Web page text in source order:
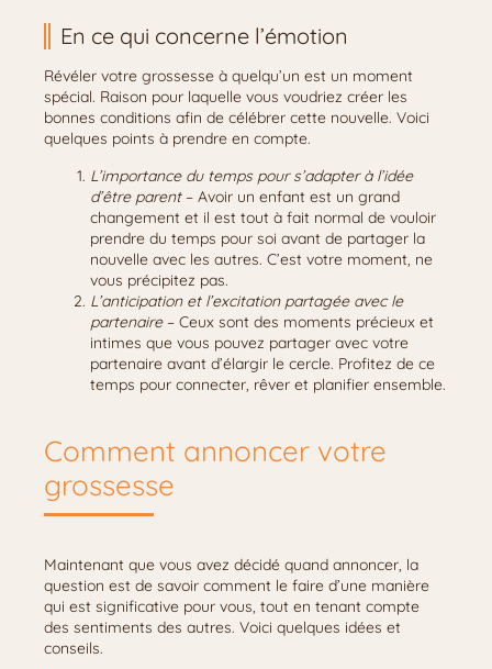
En ce qui concerne l’émotion
Révéler votre grossesse à quelqu’un est un moment
spécial. Raison pour laquelle vous voudriez créer les
bonnes conditions afin de célébrer cette nouvelle. Voici
quelques points à prendre en compte.
L’importance du temps pour s’adapter à l’idée
d’être parent– Avoir un enfant est un grand
changement et il est tout à fait normal de vouloir
prendre du temps pour soi avant de partager la
nouvelle avec les autres. C’est votre moment, ne
vous précipitez pas.
L’anticipation et l’excitation partagée avec le
partenaire– Ceux sont des moments précieux et
intimes que vous pouvez partager avec votre
partenaire avant d’élargir le cercle. Profitez de ce
temps pour connecter, rêver et planifier ensemble.
Comment annoncer votre
grossesse
Maintenant que vous avez décidé quand annoncer, la
question est de savoir comment le faire d’une manière
qui est significative pour vous, tout en tenant compte
des sentiments des autres. Voici quelques idées et
conseils.